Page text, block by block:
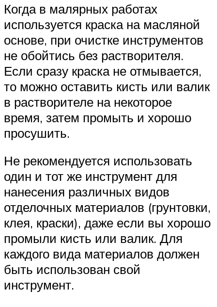
Когда в малярных работах
используется краска на масляной
основе, при очистке инструментов
не обойтись без растворителя.
Если сразу краска не отмывается,
то можно оставить кисть или валик
в растворителе на некоторое
время, затем промыть и хорошо
просушить.
Не рекомендуется использовать
один и тот же инструмент для
нанесения различных видов
отделочных материалов (грунтовки,
клея, краски), даже если вы хорошо
промыли кисть или валик. Для
каждого вида материалов должен
быть использован свой
инструмент.